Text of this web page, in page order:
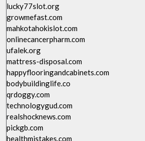
lucky77slot.org
growmefast.com
mahkotahokislot.com
onlinecancerpharm.com
ufalek.org
mattress-disposal.com
happyflooringandcabinets.com
bodybuildinglife.co
qrdoggy.com
technologygud.com
realshocknews.com
pickgb.com
healthmistakes.com